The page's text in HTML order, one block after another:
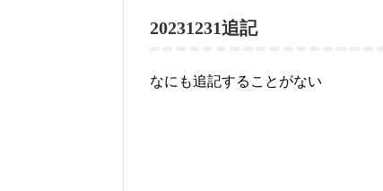
20231231追記
なにも追記することがない